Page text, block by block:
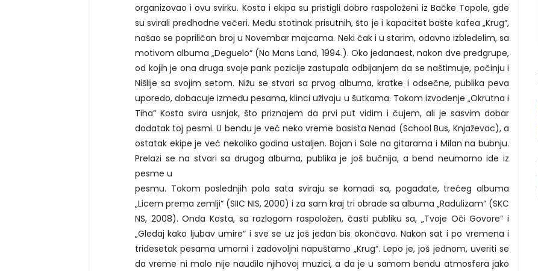
organizovao i ovu svirku. Kosta i ekipa su pristigli dobro raspoloženi iz Bačke Topole, gde
su svirali predhodne večeri. Među stotinak prisutnih, što je i kapacitet bašte kafea „Krug“,
našao se popriličan broj u Novembar majcama. Neki čak i u starim, odavno izbledelim, sa
motivom albuma „Deguelo“ (No Mans Land, 1994.). Oko jedanaest, nakon dve predgrupe,
od kojih je ona druga svoje pank pozicije zastupala odbijanjem da se naštimuje, počinju i
Nišlije sa svojim setom. Nižu se stvari sa prvog albuma, kratke i odsečne, publika peva
uporedo, dobacuje između pesama, klinci uživaju u šutkama. Tokom izvođenje „Okrutna i
Tiha“ Kosta svira usnjak, što priznajem da prvi put vidim i čujem, ali je sasvim dobar
dodatak toj pesmi. U bendu je već neko vreme basista Nenad (School Bus, Knjaževac), a
ostatak ekipe je već nekoliko godina ustaljen. Bojan i Sale na gitarama i Milan na bubnju.
Prelazi se na stvari sa drugog albuma, publika je još bučnija, a bend neumorno ide iz
pesme u
pesmu. Tokom poslednjih pola sata sviraju se komadi sa, pogađate, trećeg albuma
„Licem prema zemlji“ (SIIC NIS, 2000) i za sam kraj tri obrade sa albuma „Radulizam“ (SKC
NS, 2008). Onda Kosta, sa razlogom raspoložen, časti publiku sa, „Tvoje Oči Govore“ i
„Gledaj kako ljubav umire“ i sve se uz još jedan bis okončava. Nakon sat i po vremena i
tridesetak pesama umorni i zadovoljni napuštamo „Krug“. Lepo je, još jednom, uveriti se
da vreme ni malo nije naudilo njihovoj muzici, a da je u samom bendu atmosfera jako